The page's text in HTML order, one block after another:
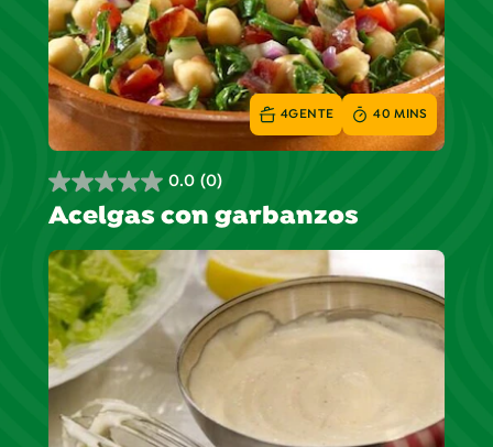
0.0 (0)
0.0
de
5
estrellas.
Acelgas con garbanzos
4GENTE 40 MINS